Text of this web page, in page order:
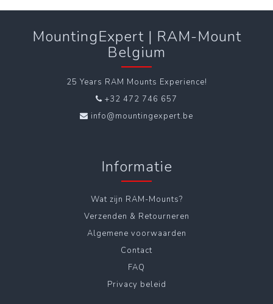
MountingExpert | RAM-Mount
Belgium
25 Years RAM Mounts Experience!
+32 472 746 657
info@mountingexpert.be
Informatie
Wat zijn RAM-Mounts?
Verzenden & Retourneren
Algemene voorwaarden
Contact
FAQ
Privacy beleid